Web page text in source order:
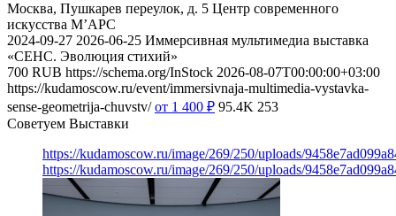
Москва, Пушкарев переулок, д. 5 Центр современного
искусства М’АРС
2024-09-27 2026-06-25 Иммерсивная мультимедиа выставка
«СЕНС. Эволюция стихий»
700 RUB https://schema.org/InStock 2026-08-07T00:00:00+03:00
https://kudamoscow.ru/event/immersivnaja-multimedia-vystavka-
sense-geometrija-chuvstv/ от 1 400 ₽ 95.4K 253
Советуем Выставки
https://kudamoscow.ru/image/269/250/uploads/
https://kudamoscow.ru/image/269/250/uploads/